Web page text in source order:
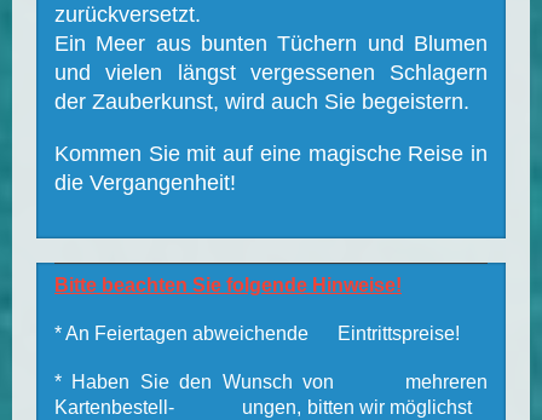
zurückversetzt.
Ein Meer aus bunten Tüchern und Blumen
und vielen längst vergessenen Schlagern
der Zauberkunst, wird auch Sie begeistern.
Kommen Sie mit auf eine magische Reise in
die Vergangenheit!
Bitte beachten Sie folgende Hinweise!
* An Feiertagen abweichende Eintrittspreise!
* Haben Sie den Wunsch von mehreren
Kartenbestell- ungen, bitten wir möglichst